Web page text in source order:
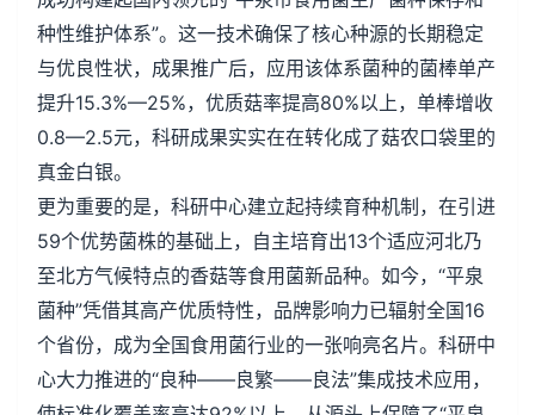
种性维护体系”。这一技术确保了核心种源的长期稳定
与优良性状，成果推广后，应用该体系菌种的菌棒单产
提升15.3%—25%，优质菇率提高80%以上，单棒增收
0.8—2.5元，科研成果实实在在转化成了菇农口袋里的
真金白银。
更为重要的是，科研中心建立起持续育种机制，在引进
59个优势菌株的基础上，自主培育出13个适应河北乃
至北方气候特点的香菇等食用菌新品种。如今，“平泉
菌种”凭借其高产优质特性，品牌影响力已辐射全国16
个省份，成为全国食用菌行业的一张响亮名片。科研中
心大力推进的“良种——良繁——良法”集成技术应用，